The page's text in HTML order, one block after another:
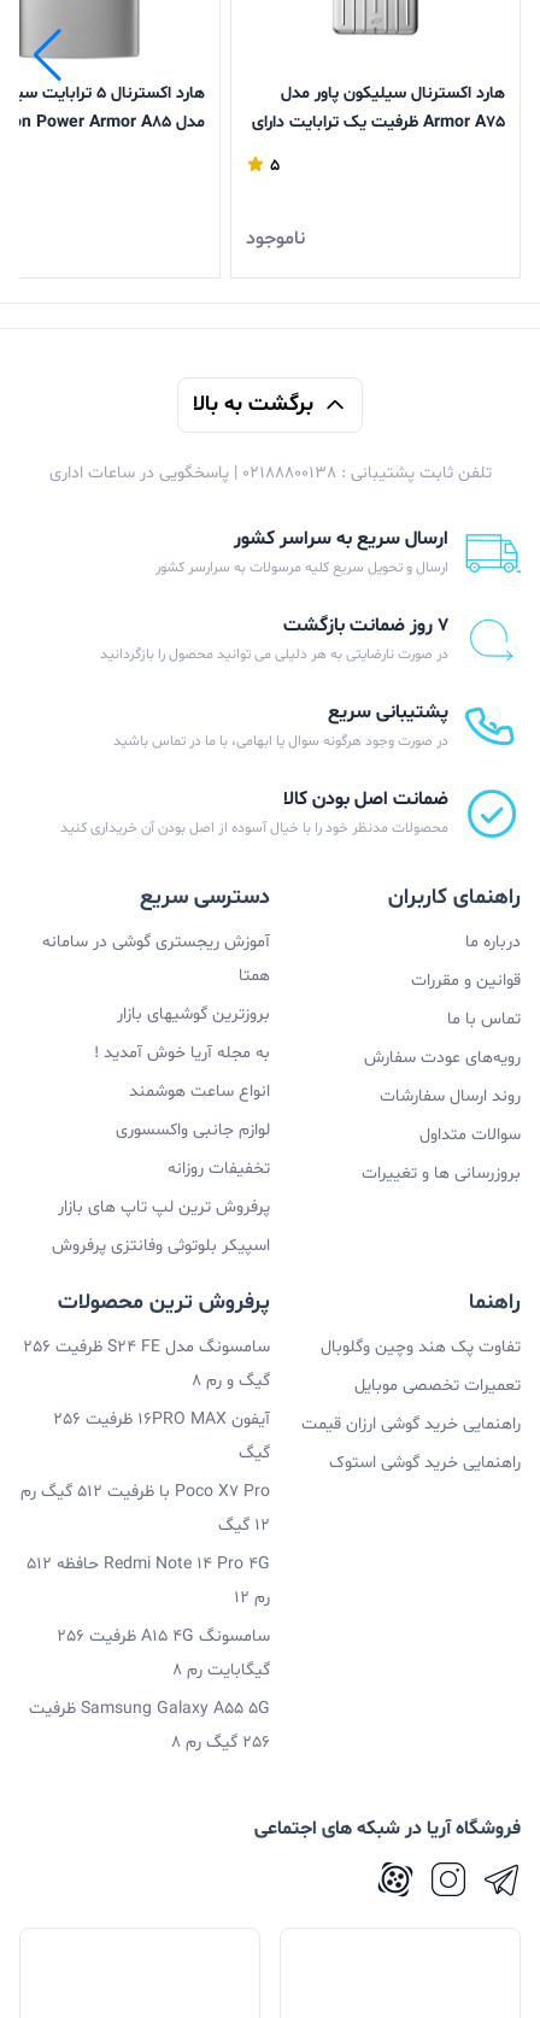
هارد اکسترنال سیلیکون پاور مدل
Armor A75 ظرفیت یک ترابایت دارای
5
ناموجود
هارد اکسترنال 5
مدل Silicon Power Armor A85
برگشت به بالا
تلفن ثابت پشتیبانی : 02188800138 | پاسخگویی در ساعات اداری
ارسال سریع به سراسر کشور
ارسال و تحویل سریع کلیه مرسولات به سرارسر کشور
۷ روز ضمانت بازگشت
در صورت نارضایتی به هر دلیلی می توانید محصول را بازگردانید
پشتیبانی سریع
در صورت وجود هرگونه سوال یا ابهامی، با ما در تماس باشید
ضمانت اصل بودن کالا
محصولات مدنظر خود را با خیال آسوده از اصل بودن آن خریداری کنید
راهنمای کاربران
درباره ما
قوانین و مقررات
تماس با ما
رویه‌های عودت سفارش
روند ارسال سفارشات
سوالات متداول
بروزرسانی ها و تغییرات
دسترسی سریع
آموزش ریجستری گوشی در سامانه
همتا
بروزترین گوشیهای بازار
به مجله آریا خوش آمدید !
انواع ساعت هوشمند
لوازم جانبی واکسسوری
تخفیفات روزانه
پرفروش ترین لپ تاپ های بازار
اسپیکر بلوتوثی وفانتزی پرفروش
راهنما
تفاوت پک هند وچین وگلوبال
تعمیرات تخصصی موبایل
راهنمایی خرید گوشی ارزان قیمت
راهنمایی خرید گوشی استوک
پرفروش ترین محصولات
سامسونگ مدل S24 FE ظرفیت 256
گیگ و رم 8
آیفون 16PRO MAX ظرفیت 256
گیگ
Poco X7 Pro با ظرفیت 512 گیگ رم
12 گیگ
Redmi Note 14 Pro 4G حافظه 512
رم 12
سامسونگ A15 4G ظرفیت 256
گیگابایت رم 8
Samsung Galaxy A55 5G ظرفیت
256 گیگ رم 8
فروشگاه آریا در شبکه های اجتماعی